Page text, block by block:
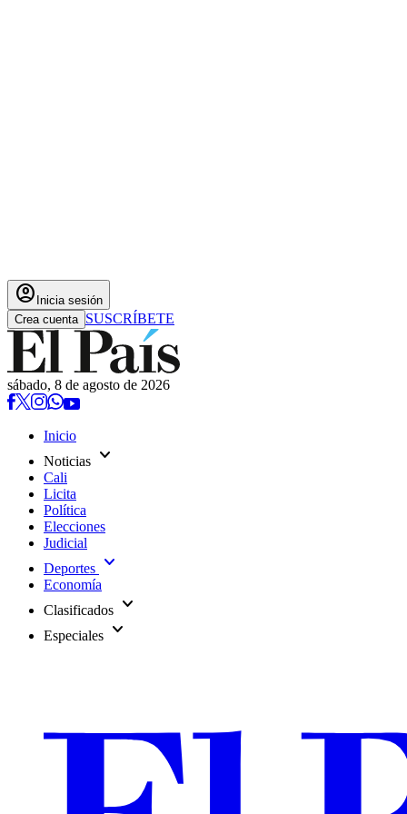
account_circle Inicia sesión
Crea cuenta SUSCRÍBETE
sábado, 8 de agosto de 2026
Inicio
Noticias expand_more
Cali
Licita
Política
Elecciones
Judicial
Deportes expand_more
Economía
Clasificados expand_more
Especiales expand_more